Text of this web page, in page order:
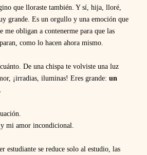
que lloraste también. Y sí, hija, lloré,
grande. Es un orgullo y una emoción que
me obligan a contenerme para que las
como lo hacen ahora mismo.
De una chispa te volviste una luz
¡irradias, iluminas! Eres grande: un
mi amor incondicional.
estudiante se reduce solo al estudio, las